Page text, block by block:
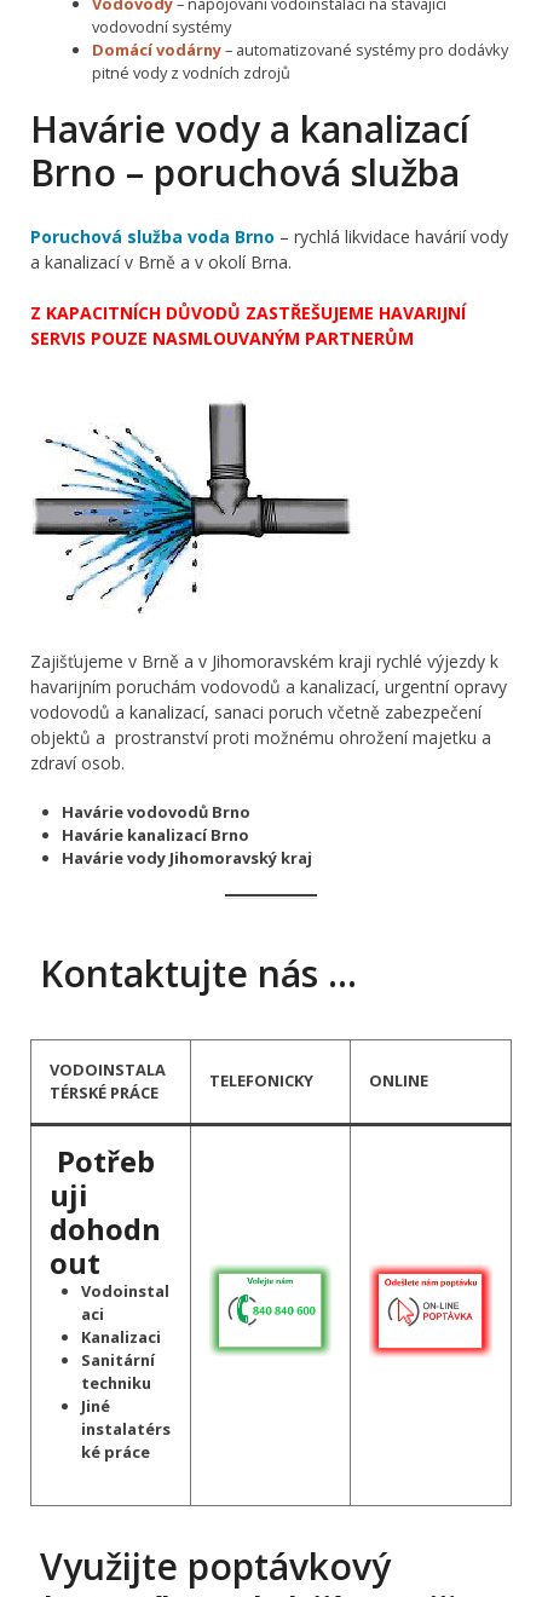
vodovodní systémy
Domácí vodárny– automatizované systémy pro dodávky
pitné vody z vodních zdrojů
Havárie vody a kanalizací
Brno – poruchová služba
Poruchová služba voda Brno – rychlá likvidace havárií vody
a kanalizací v Brně a v okolí Brna.
Z KAPACITNÍCH DŮVODŮ ZASTŘEŠUJEME HAVARIJNÍ
SERVIS POUZE NASMLOUVANÝM PARTNERŮM
Zajišťujeme v Brně a v Jihomoravském kraji rychlé výjezdy k
havarijním poruchám vodovodů a kanalizací, urgentní opravy
vodovodů a kanalizací, sanaci poruch včetně zabezpečení
objektů a prostranství proti možnému ohrožení majetku a
zdraví osob.
Havárie vodovodů Brno
Havárie kanalizací Brno
Havárie vody Jihomoravský kraj
Kontaktujte nás …
VODOINSTALA
TÉRSKÉ PRÁCE
TELEFONICKY ONLINE
Potřeb
uji
dohodn
out
Vodoinstal
aci
Kanalizaci
Sanitární
techniku
Jiné
instalatérs
ké práce
Využijte poptávkový